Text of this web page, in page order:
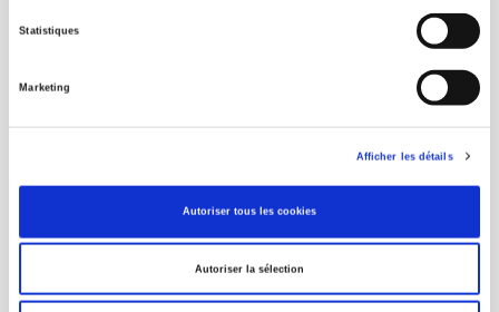
Statistiques
Marketing
Afficher les détails
Autoriser tous les cookies
Autoriser la sélection
FOREIGN RIGHTS
MON COMPTE